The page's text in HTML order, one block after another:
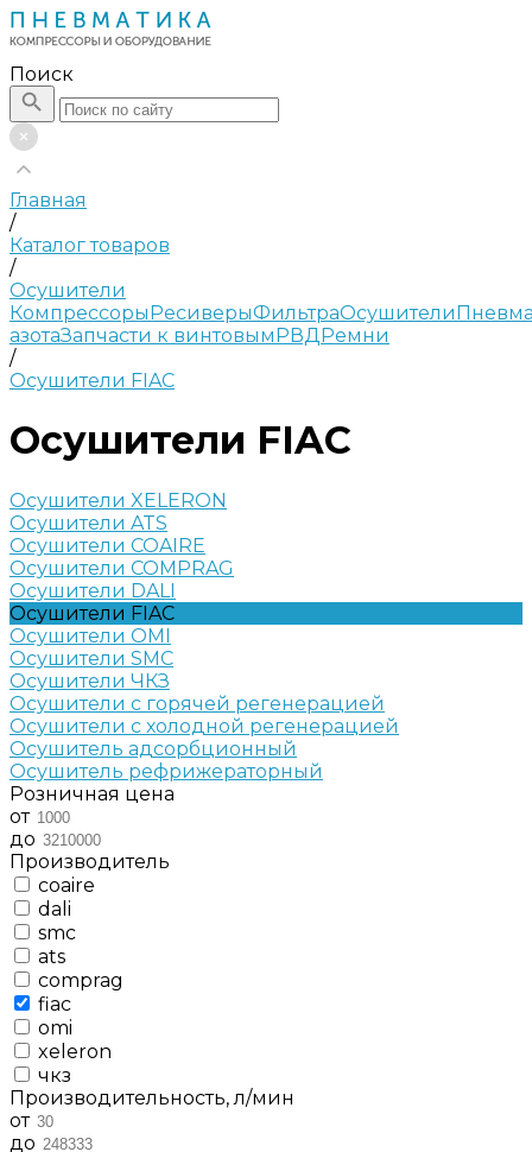
Поиск
Главная
/
Каталог товаров
/
Осушители
КомпрессорыРесиверыФильтраОсушители
азотаЗапчасти к винтовымРВДРемни
/
Осушители FIAC
Осушители FIAC
Осушители XELERON
Осушители ATS
Осушители COAIRE
Осушители COMPRAG
Осушители DALI
Осушители FIAC
Осушители OMI
Осушители SMC
Осушители ЧКЗ
Осушители с горячей регенерацией
Осушители с холодной регенерацией
Осушитель адсорбционный
Осушитель рефрижераторный
Розничная цена
от
до
Производитель
coaire
dali
smc
ats
comprag
fiac
omi
xeleron
чкз
Производительность, л/мин
от
до